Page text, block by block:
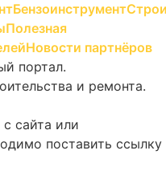
Бензоинструмент
Полезная
Новости партнёров
портал.
и ремонта.
сайта или
поставить ссылку